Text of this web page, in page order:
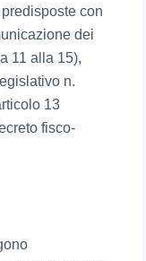
con
dei
11 alla 15),
n.
13
fisco-